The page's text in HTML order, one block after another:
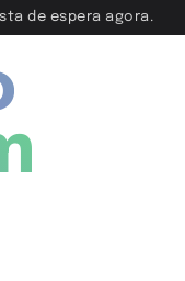
de espera agora.